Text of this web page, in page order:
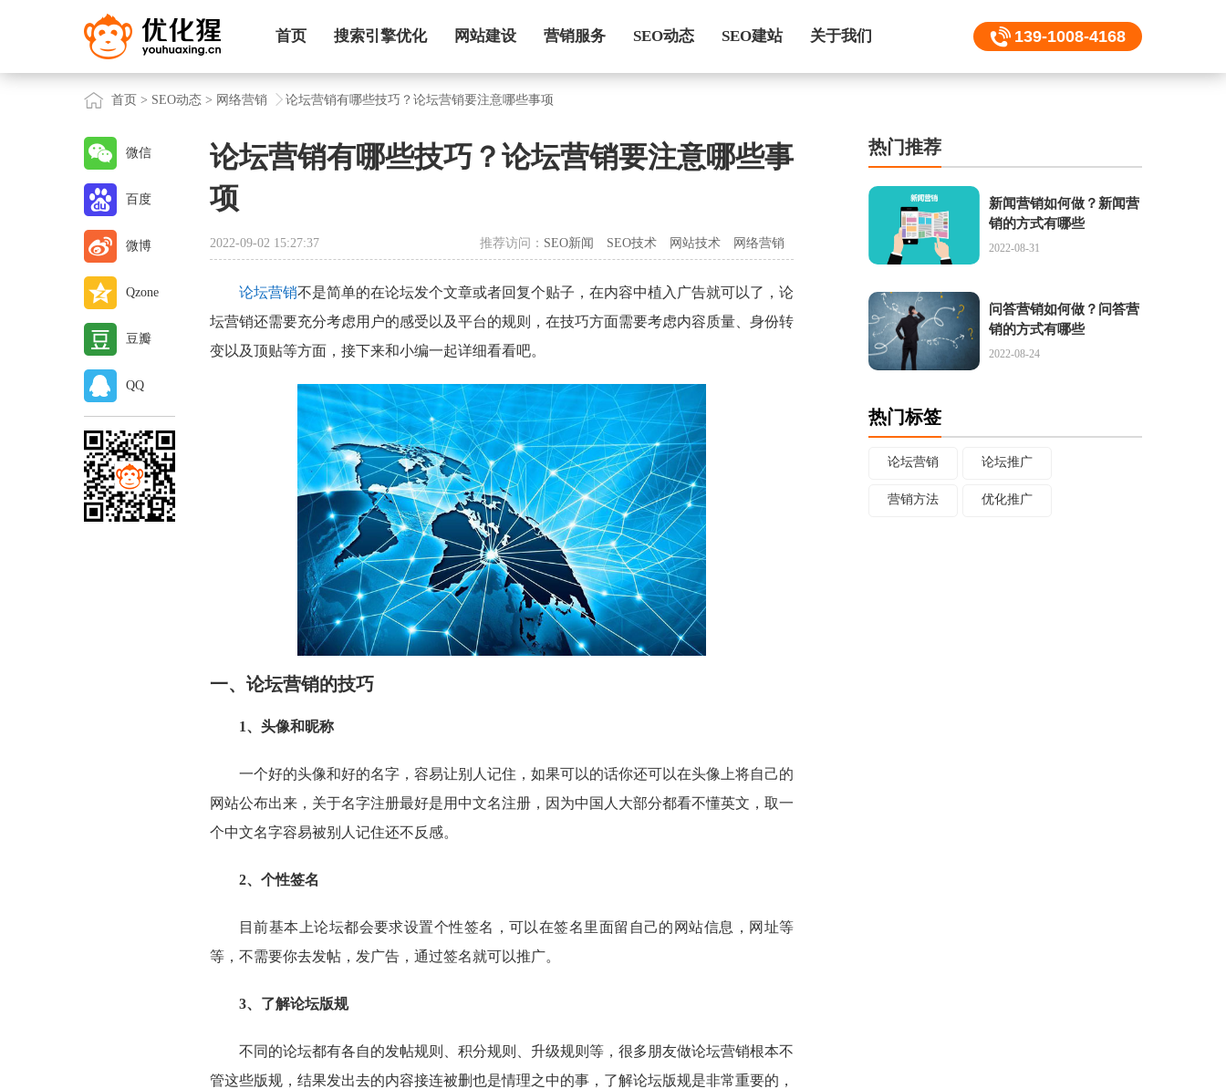
首页 搜索引擎优化 网站建设 营销服务 SEO动态 SEO建站 关于我们 139-1008-4168
首页 > SEO动态 > 网络营销 论坛营销有哪些技巧？论坛营销要注意哪些事项
论坛营销有哪些技巧？论坛营销要注意哪些事
项
2022-09-02 15:27:37 推荐访问： SEO新闻 SEO技术 网站技术 网络营销
论坛营销不是简单的在论坛发个文章或者回复个贴子，在内容中植入广告就可以了，论
坛营销还需要充分考虑用户的感受以及平台的规则，在技巧方面需要考虑内容质量、身份转
变以及顶贴等方面，接下来和小编一起详细看看吧。
一、论坛营销的技巧
1、头像和昵称
一个好的头像和好的名字，容易让别人记住，如果可以的话你还可以在头像上将自己的
网站公布出来，关于名字注册最好是用中文名注册，因为中国人大部分都看不懂英文，取一
个中文名字容易被别人记住还不反感。
2、个性签名
目前基本上论坛都会要求设置个性签名，可以在签名里面留自己的网站信息，网址等
等，不需要你去发帖，发广告，通过签名就可以推广。
3、了解论坛版规
不同的论坛都有各自的发帖规则、积分规则、升级规则等，很多朋友做论坛营销根本不
管这些版规，结果发出去的内容接连被删也是情理之中的事，了解论坛版规是非常重要的，
微信
百度
微博
Qzone
豆瓣
QQ
热门推荐
新闻营销如何做？新闻营
销的方式有哪些
2022-08-31
问答营销如何做？问答营
销的方式有哪些
2022-08-24
热门标签
论坛营销 论坛推广
营销方法 优化推广